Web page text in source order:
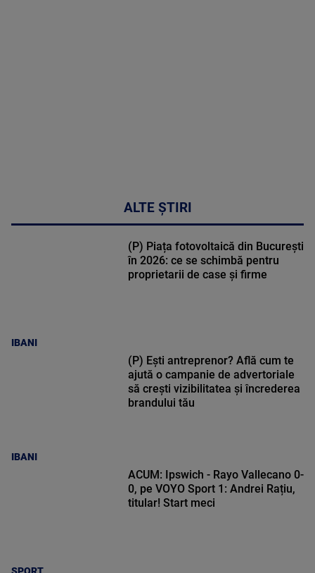
ALTE ȘTIRI
IBANI
(P) Piața fotovoltaică din București
în 2026: ce se schimbă pentru
proprietarii de case și firme
IBANI
(P) Ești antreprenor? Află cum te
ajută o campanie de advertoriale
să crești vizibilitatea și încrederea
brandului tău
ACUM: Ipswich - Rayo Vallecano 0-
0, pe VOYO Sport 1: Andrei Rațiu,
titular! Start meci